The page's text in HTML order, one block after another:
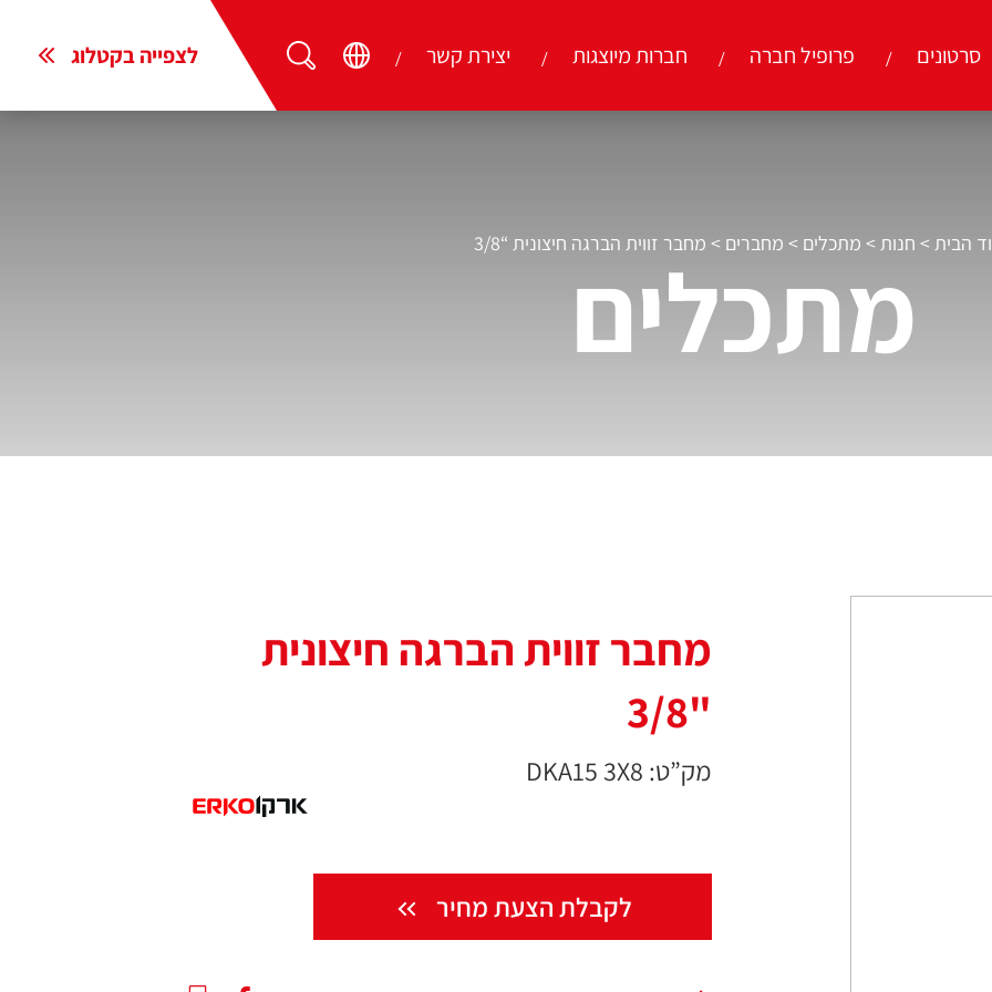
סרטונים פרופיל חברה חברות מיוצגות יצירת קשר לצפייה בקטלוג
הבית > חנות > מתכלים > מחברים > מחבר זווית הברגה חיצונית “3/8
מתכלים
מחבר זווית הברגה חיצונית
"3/8
מק”ט: DKA15 3X8
לקבלת הצעת מחיר